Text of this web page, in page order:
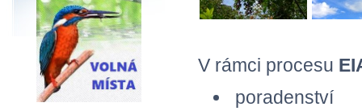
V rámci procesu
poradenství